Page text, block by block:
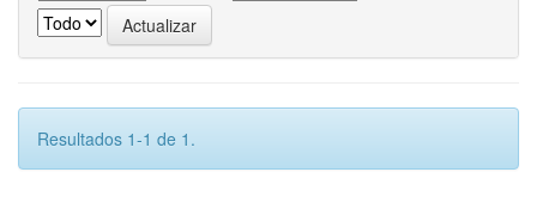
Resultados 1-1 de 1.